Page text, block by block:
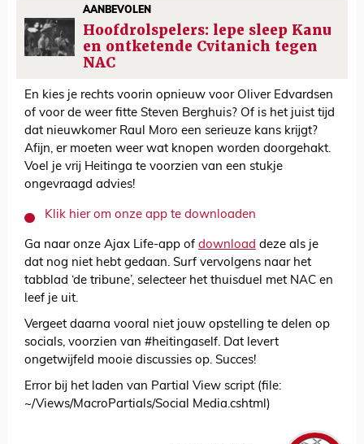
AANBEVOLEN
Hoofdrolspelers: lepe sleep Kanu
en ontketende Cvitanich tegen
NAC
En kies je rechts voorin opnieuw voor Oliver Edvardsen
of voor de weer fitte Steven Berghuis? Of is het juist tijd
dat nieuwkomer Raul Moro een serieuze kans krijgt?
Afijn, er moeten weer wat knopen worden doorgehakt.
Voel je vrij Heitinga te voorzien van een stukje
ongevraagd advies!
Klik hier om onze app te downloaden
Ga naar onze Ajax Life-app of download deze als je
dat nog niet hebt gedaan. Surf vervolgens naar het
tabblad ‘de tribune’, selecteer het thuisduel met NAC en
leef je uit.
Vergeet daarna vooral niet jouw opstelling te delen op
socials, voorzien van #heitingaself. Dat levert
ongetwijfeld mooie discussies op. Succes!
Error bij het laden van Partial View script (file:
~/Views/MacroPartials/Social Media.cshtml)